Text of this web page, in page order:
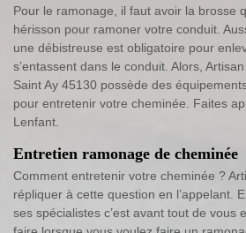
Pour le ramonage, il faut avoir la brosse
hérisson pour ramoner votre conduit.
une débistreuse est obligatoire pour
s’entassent dans le conduit. Alors,
Saint Ay 45130 possède des
pour entretenir votre cheminée. Faites
Lenfant.
Entretien ramonage de cheminée
Comment entretenir votre cheminée ?
répliquer à cette question en l’appelant.
ses spécialistes c’est avant tout de vous